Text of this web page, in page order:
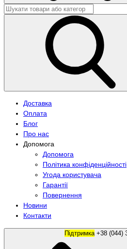
Доставка
Оплата
Блог
Про нас
Допомога
Допомога
Політика конфіденційності
Угода користувача
Гарантії
Повернення
Новини
Контакти
Підтримка